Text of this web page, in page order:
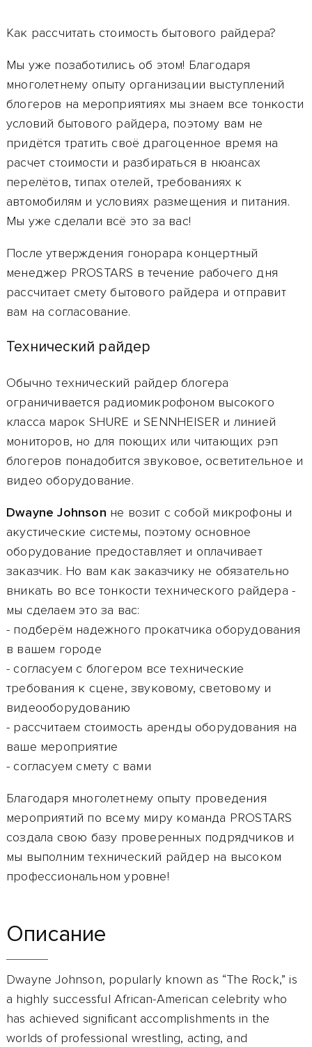
Как рассчитать стоимость бытового райдера?
Мы уже позаботились об этом! Благодаря
многолетнему опыту организации выступлений
блогеров на мероприятиях мы знаем все тонкости
условий бытового райдера, поэтому вам не
придётся тратить своё драгоценное время на
расчет стоимости и разбираться в нюансах
перелётов, типах отелей, требованиях к
автомобилям и условиях размещения и питания.
Мы уже сделали всё это за вас!
После утверждения гонорара концертный
менеджер PROSTARS в течение рабочего дня
рассчитает смету бытового райдера и отправит
вам на согласование.
Технический райдер
Обычно технический райдер блогера
ограничивается радиомикрофоном высокого
класса марок SHURE и SENNHEISER и линией
мониторов, но для поющих или читающих рэп
блогеров понадобится звуковое, осветительное и
видео оборудование.
Dwayne Johnson не возит с собой микрофоны и
акустические системы, поэтому основное
оборудование предоставляет и оплачивает
заказчик. Но вам как заказчику не обязательно
вникать во все тонкости технического райдера -
мы сделаем это за вас:
- подберём надежного прокатчика оборудования
в вашем городе
- согласуем с блогером все технические
требования к сцене, звуковому, световому и
видеооборудованию
- рассчитаем стоимость аренды оборудования на
ваше мероприятие
- согласуем смету с вами
Благодаря многолетнему опыту проведения
мероприятий по всему миру команда PROSTARS
создала свою базу проверенных подрядчиков и
мы выполним технический райдер на высоком
профессиональном уровне!
Описание
Dwayne Johnson, popularly known as “The Rock,” is
a highly successful African-American celebrity who
has achieved significant accomplishments in the
worlds of professional wrestling, acting, and